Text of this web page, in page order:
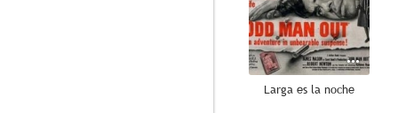
Larga es la noche